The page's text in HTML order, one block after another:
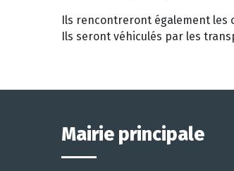
Ils rencontreront également les
Ils seront véhiculés par les
Mairie principale